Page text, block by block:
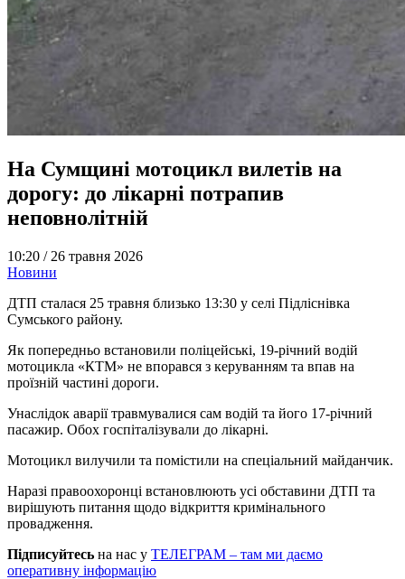
На Сумщині мотоцикл вилетів на
дорогу: до лікарні потрапив
неповнолітній
10:20 / 26 травня 2026
Новини
ДТП сталася 25 травня близько 13:30 у селі Підліснівка
Сумського району.
Як попередньо встановили поліцейські, 19-річний водій
мотоцикла «КТМ» не впорався з керуванням та впав на
проїзній частині дороги.
Унаслідок аварії травмувалися сам водій та його 17-річний
пасажир. Обох госпіталізували до лікарні.
Мотоцикл вилучили та помістили на спеціальний майданчик.
Наразі правоохоронці встановлюють усі обставини ДТП та
вирішують питання щодо відкриття кримінального
провадження.
Підписуйтесь на нас у ТЕЛЕГРАМ – там ми даємо
оперативну інформацію